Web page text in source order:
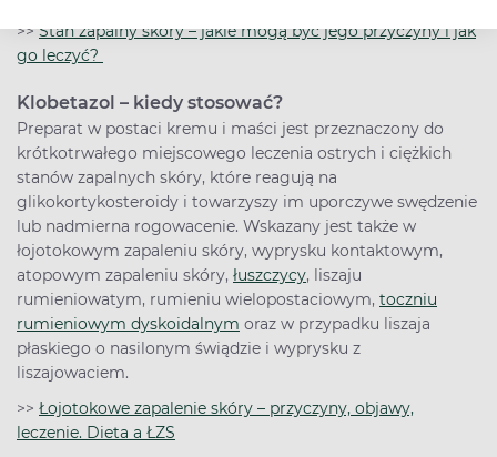
>>Stan zapalny skóry – jakie mogą być jego przyczyny i jak
go leczyć?
Klobetazol – kiedy stosować?
Preparat w postaci kremu i maści jest przeznaczony do
krótkotrwałego miejscowego leczenia ostrych i ciężkich
stanów zapalnych skóry, które reagują na
glikokortykosteroidy i towarzyszy im uporczywe swędzenie
lub nadmierna rogowacenie. Wskazany jest także w
łojotokowym zapaleniu skóry, wyprysku kontaktowym,
atopowym zapaleniu skóry, łuszczycy, liszaju
rumieniowatym, rumieniu wielopostaciowym, toczniu
rumieniowym dyskoidalnym oraz w przypadku liszaja
płaskiego o nasilonym świądzie i wyprysku z
liszajowaciem.
>> Łojotokowe zapalenie skóry – przyczyny, objawy,
leczenie. Dieta a ŁZS